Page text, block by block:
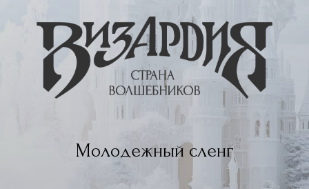
Молодежный сленг